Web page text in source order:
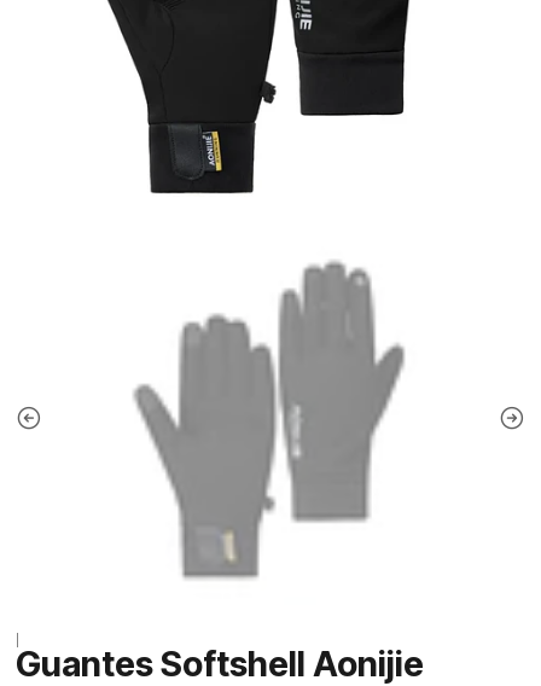
Guantes Softshell Aonijie